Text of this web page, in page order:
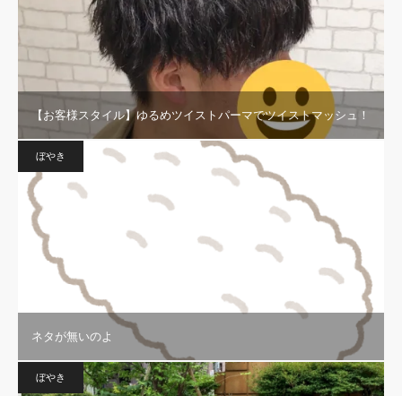
【お客様スタイル】ゆるめツイストパーマでツイストマッシュ！
ぼやき
ネタが無いのよ
ぼやき